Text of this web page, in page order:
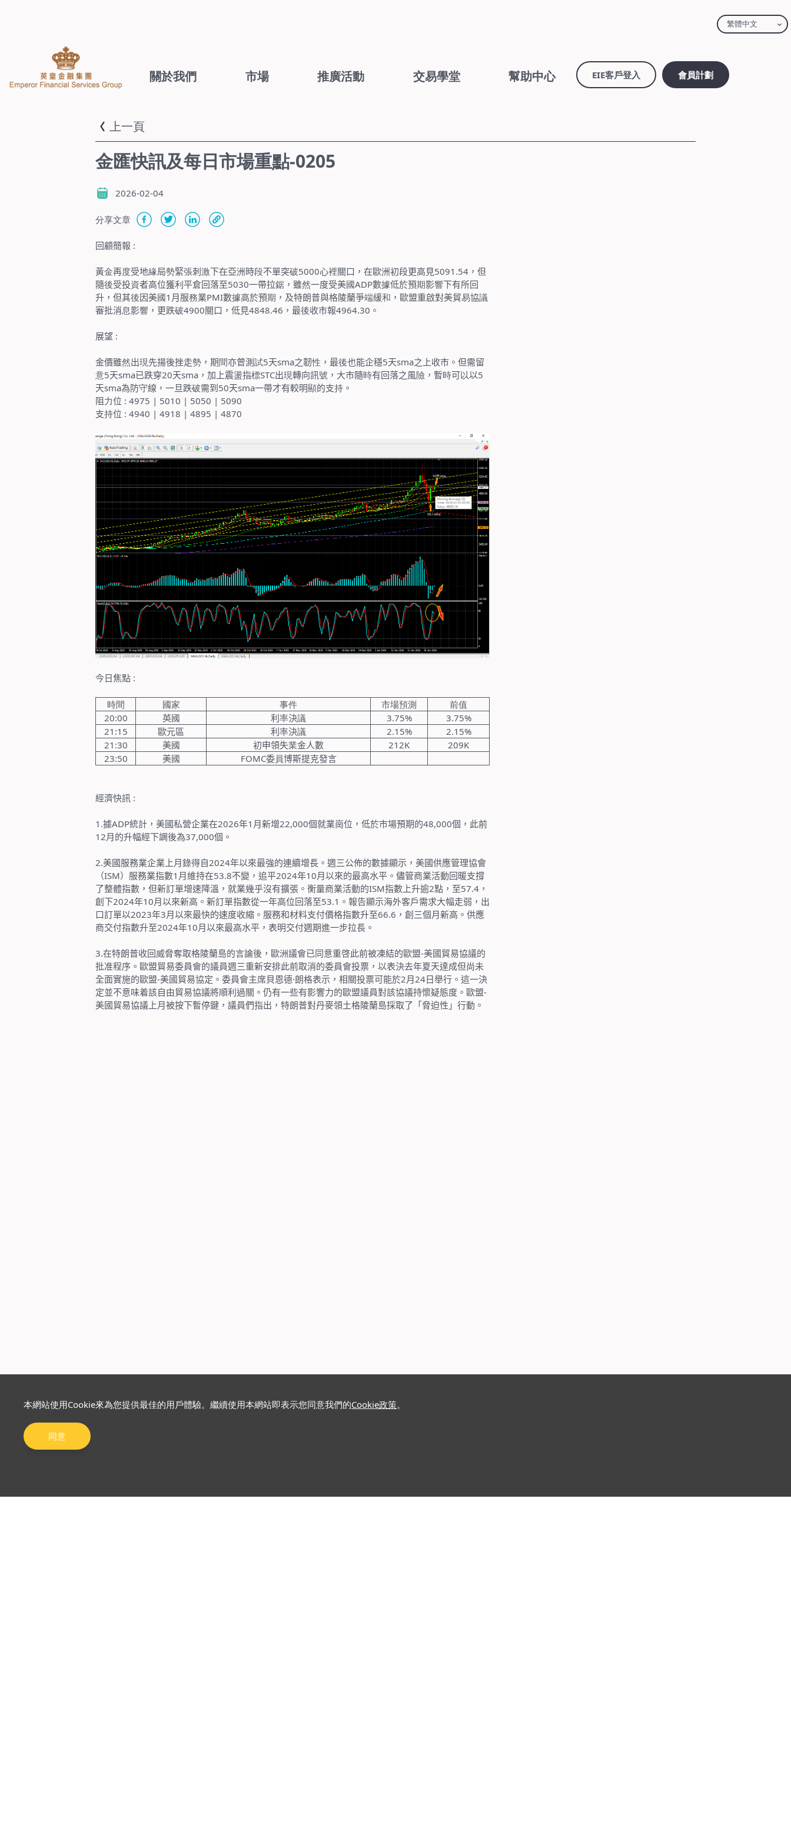
關於我們 市場 推廣活動 交易學堂 幫助中心 EIE客戶登入 會員計劃
繁體中文
上一頁
金匯快訊及每日市場重點-0205
2026-02-04
分享文章
回顧簡報 :
黃金再度受地緣局勢緊張刺激下在亞洲時段不單突破5000心裡關口，在歐洲初段更高見5091.54 ，但
隨後受投資者高位獲利平倉回落至5030一帶拉鋸 ，雖然一度受美國ADP數據低於預期影響下有所回
升，但其後因美國1 月服務業PMI數據高於預期 ，及特朗普與格陵蘭爭端緩和 ，歐盟重啟對美貿易協議
審批消息影響 ，更跌破4900關口，低見4848.46 ，最後收市報4964.30 。
展望 :
金價雖然出現先揚後挫走勢 ，期間亦曾測試5天sma之韌性 ，最後也能企穩5天sma之上收市。但需留
意5天sma已跌穿20天sma ，加上震盪指標STC出現轉向訊號 ，大市隨時有回落之風險 ，暫時可以以5
天sma為防守線，一旦跌破需到50天sma一帶才有較明顯的支持 。
阻力位 : 4975 | 5010 | 5050 | 5090
支持位 : 4940 | 4918 | 4895 | 4870
今日焦點 :
時間 國家 事件 市場預測
前值
20:00
英國 利率決議 3.75%
3.75%
21:15
歐元區 利率決議 2.15%
2.15%
21:30
美國 初申領失業金人數 212K
209K
23:50
美國 FOMC委員博斯提克發言
經濟快訊 :
1.據ADP統計，美國私營企業在2026年1 月新增22,000個就業崗位，低於市場預期的48,000個，此前
12月的升幅經下調後為37,000個。
2.美國服務業企業上月錄得自2024年以來最強的連續增長。週三公佈的數據顯示，美國供應管理協會
（ISM）服務業指數1 月維持在53.8不變，追平2024年10月以來的最高水平。儘管商業活動回暖支撐
了整體指數，但新訂單增速降溫，就業幾乎沒有擴張。衡量商業活動的ISM指數上升逾2點，至57.4 ，
創下2024年10月以來新高。新訂單指數從一年高位回落至53.1 。報告顯示海外客戶需求大幅走弱，出
口訂單以2023年3月以來最快的速度收縮。服務和材料支付價格指數升至66.6 ，創三個月新高。供應
商交付指數升至2024年10月以來最高水平，表明交付週期進一步拉長。
3.在特朗普收回威脅奪取格陵蘭島的言論後，歐洲議會已同意重啓此前被凍結的歐盟-美國貿易協議的
批准程序。歐盟貿易委員會的議員週三重新安排此前取消的委員會投票，以表決去年夏天達成但尚未
全面實施的歐盟-美國貿易協定。委員會主席貝恩德·朗格表示，相關投票可能於2月24日舉行。這一決
定並不意味着該自由貿易協議將順利過關。仍有一些有影響力的歐盟議員對該協議持懷疑態度。歐盟-
美國貿易協議上月被按下暫停鍵，議員們指出，特朗普對丹麥領土格陵蘭島採取了「脅迫性」行動。
本網站使用Cookie來為您提供最佳的用戶體驗。繼續使用本網站即表示您同意我們的Cookie政策。
同意